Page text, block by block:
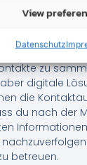
View
Datenschutz
Stand das
bieten.
zu
digitale
die
du nach der
betreuen.